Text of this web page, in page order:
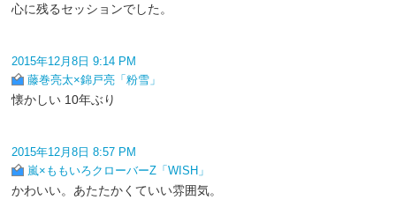
心に残るセッションでした。
2015年12月8日 9:14 PM
藤巻亮太×錦戸亮「粉雪」
懐かしい 10年ぶり
2015年12月8日 8:57 PM
嵐×ももいろクローバーZ「WISH」
かわいい。あたたかくていい雰囲気。